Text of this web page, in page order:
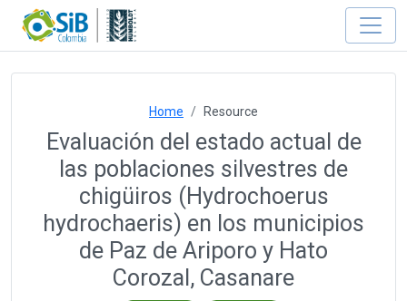
Home Resource
Evaluación del estado actual de
las poblaciones silvestres de
chigüiros (Hydrochoerus
hydrochaeris) en los municipios
de Paz de Ariporo y Hato
Corozal, Casanare